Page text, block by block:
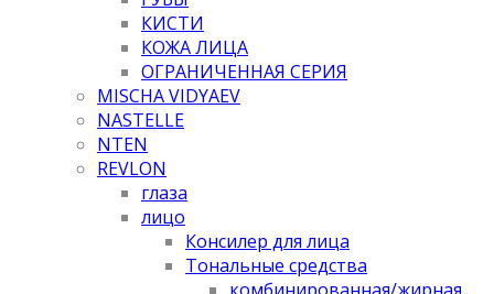
КИСТИ
КОЖА ЛИЦА
ОГРАНИЧЕННАЯ СЕРИЯ
MISCHA VIDYAEV
NASTELLE
NTEN
REVLON
глаза
лицо
Консилер для лица
Тональные средства